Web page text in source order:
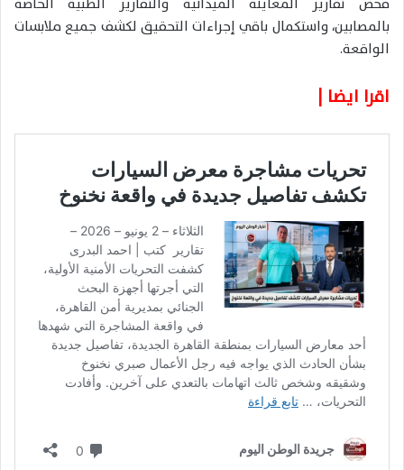
بالمصابين، واستكمال باقي إجراءات التحقيق لكشف جميع ملابسات
الواقعة.
اقرا ايضا |